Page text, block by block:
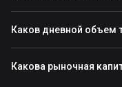
Каков дневной объем
Какова рыночная